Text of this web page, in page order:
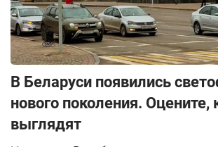
В Беларуси появились
нового поколения. Оцените,
выглядят